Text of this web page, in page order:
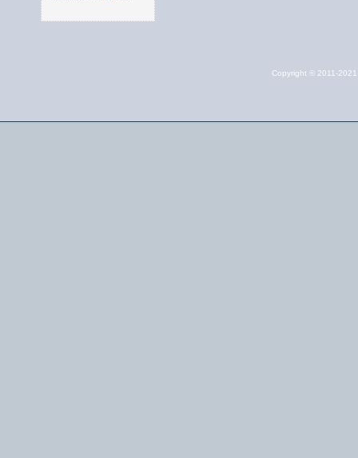
Copyright © 2011-